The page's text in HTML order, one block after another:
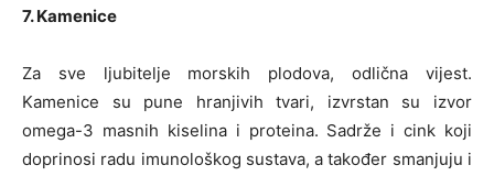
7. Kamenice
Za sve ljubitelje morskih plodova, odlična vijest.
Kamenice su pune hranjivih tvari, izvrstan su izvor
omega-3 masnih kiselina i proteina. Sadrže i cink koji
doprinosi radu imunološkog sustava, a također smanjuju i